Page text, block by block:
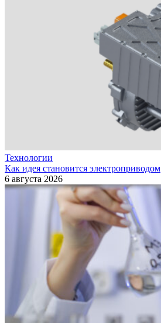
Технологии
Как идея становится электроприводом
6 августа 2026